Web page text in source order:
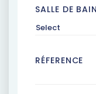
SALLE DE
Select
RÉFERENCE